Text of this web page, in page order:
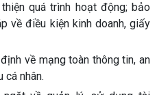
quá trình hoạt động; bảo
về điều kiện kinh doanh, giấy
về mạng toàn thông tin, an
cá nhân.